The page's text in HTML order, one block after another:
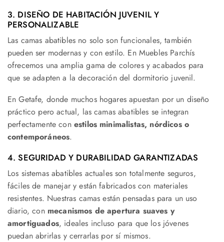
3. DISEÑO DE HABITACIÓN JUVENIL Y
PERSONALIZABLE
Las camas abatibles no solo son funcionales, también
pueden ser modernas y con estilo. En Muebles Parchís
ofrecemos una amplia gama de colores y acabados para
que se adapten a la decoración del dormitorio juvenil.
En Getafe, donde muchos hogares apuestan por un diseño
práctico pero actual, las camas abatibles se integran
perfectamente con estilos minimalistas, nórdicos o
contemporáneos.
4. SEGURIDAD Y DURABILIDAD GARANTIZADAS
Los sistemas abatibles actuales son totalmente seguros,
fáciles de manejar y están fabricados con materiales
resistentes. Nuestras camas están pensadas para un uso
diario, con mecanismos de apertura suaves y
amortiguados, ideales incluso para que los jóvenes
puedan abrirlas y cerrarlas por sí mismos.